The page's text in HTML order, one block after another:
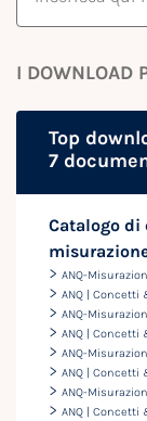
I DOWNLOAD
Top
7
Catalogo
> ANQ-
> ANQ | Concetti
> ANQ-
> ANQ | Concetti
> ANQ-
> ANQ | Concetti
> ANQ-
> ANQ | Concetti